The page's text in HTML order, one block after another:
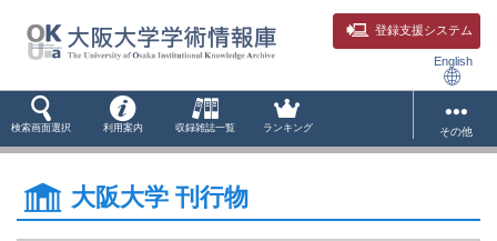
登録支援システム
English
検索画面選択 利用案内 収録雑誌一覧 ランキング その他
大阪大学 刊行物